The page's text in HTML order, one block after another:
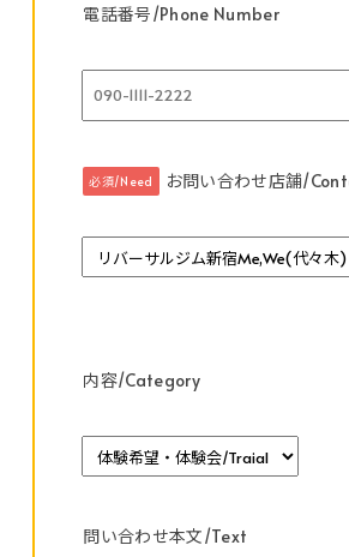
電話番号/Phone Number
必須/Need お問い合わせ店舗/
内容/Category
問い合わせ本文/Text